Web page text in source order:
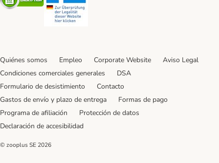
Quiénes somos Empleo Corporate Website
Aviso Legal
Condiciones comerciales generales
DSA
Formulario de desistimiento
Contacto
Gastos de envío y plazo de entrega
Formas de pago
Programa de afiliación
Protección de datos
Declaración de accesibilidad
© zooplus SE 2026